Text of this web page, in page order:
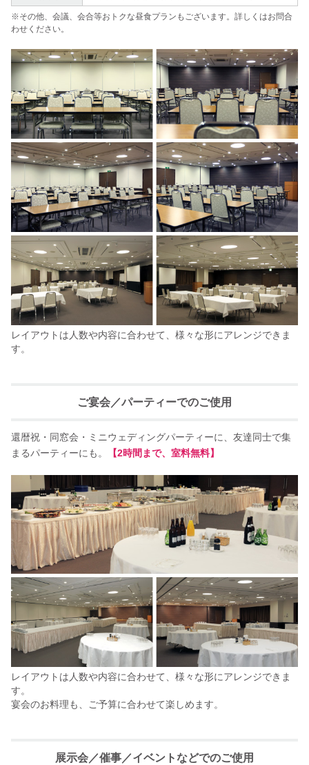
その他、会議、会合等おトクな昼食プランもございます。詳しくはお問合
わせください。
レイアウトは人数や内容に合わせて、様々な形にアレンジできま
す。
ご宴会／パーティーでのご使用
還暦祝・同窓会・ミニウェディングパーティーに、友達同士で集
まるパーティーにも。
【2時間まで、室料無料】
レイアウトは人数や内容に合わせて、様々な形にアレンジできま
す。
宴会のお料理も、ご予算に合わせて楽しめます。
展示会／催事／イベントなどでのご使用